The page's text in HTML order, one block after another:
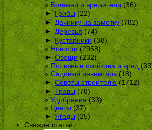
Болезни и вредители(36)
► Грибы(22)
► Дачнику на заметку(782)
► Деревья(74)
► Кустарники(38)
Новости (2958)
► Овощи(232)
Полезные свойства и вред
Садовый инвентарь(18)
► Советы строителю(1712)
► Травы(78)
Удобрения(33)
Цветы(37)
► Ягоды(25)
Свежие статьи